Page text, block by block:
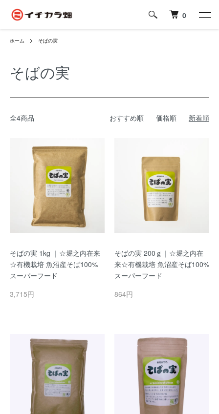
0
ホーム そばの実
そばの実
全4商品 おすすめ順 価格順 新着順
そばの実 1kg ｜☆堀之内在来
☆有機栽培 魚沼産そば100%
スーパーフード
3,715円
そばの実 200ｇ｜☆堀之内在
来☆有機栽培 魚沼産そば100%
スーパーフード
864円